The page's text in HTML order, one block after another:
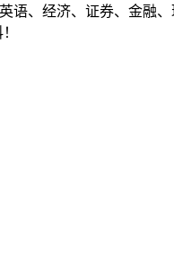
、经济、证券、金融